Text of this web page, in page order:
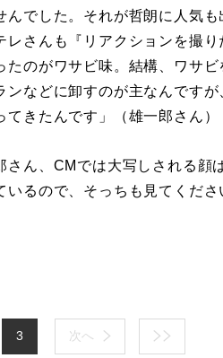
でした。それが哲朗に人気も
さんも『リアクションを撮り
のがワサビ味。結構、ワサビ
などに卸すのが主なんですが
きたんです」（雄一郎さん）
ん、CMでは大写しされる顔
いるので、そっちも見てくださ
3 次へ